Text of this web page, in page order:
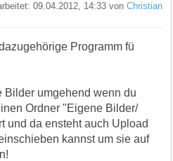
09.04.2012, 14:33 vonChristian
Programm fü
Bilder umgehend wenn du
Ordner "Eigene Bilder/
und da ensteht auch Upload
kannst um sie auf